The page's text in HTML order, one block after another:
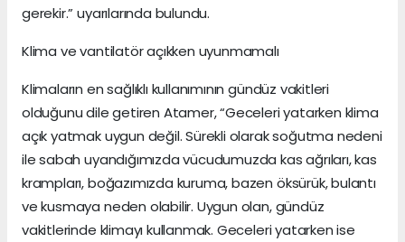
gerekir.” uyarılarında bulundu.
Klima ve vantilatör açıkken uyunmamalı
Klimaların en sağlıklı kullanımının gündüz vakitleri
olduğunu dile getiren Atamer, “Geceleri yatarken klima
açık yatmak uygun değil. Sürekli olarak soğutma nedeni
ile sabah uyandığımızda vücudumuzda kas ağrıları, kas
krampları, boğazımızda kuruma, bazen öksürük, bulantı
ve kusmaya neden olabilir. Uygun olan, gündüz
vakitlerinde klimayı kullanmak. Geceleri yatarken ise